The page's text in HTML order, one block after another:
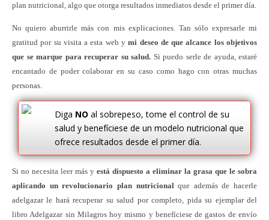
plan nutricional, algo que otorga resultados inmediatos desde el primer día.
No quiero aburrirle más con mis explicaciones. Tan sólo expresarle mi
gratitud por su visita a esta web ymi deseo de que alcance los objetivos
que se marque para recuperar su salud. Si puedo serle de ayuda, estaré
encantado de poder colaborar en su caso como hago con otras muchas
personas.
Diga NO al sobrepeso, tome el control de su
salud y benefíciese de un modelo nutricional que
ofrece resultados desde el primer día.
Si no necesita leer más y está dispuesto a eliminar la grasa que le sobra
aplicando un revolucionario plan nutricionalque además de hacerle
adelgazar le hará recuperar su salud por completo, pida su ejemplar del
libro Adelgazar sin Milagros hoy mismo y benefíciese de gastos de envío